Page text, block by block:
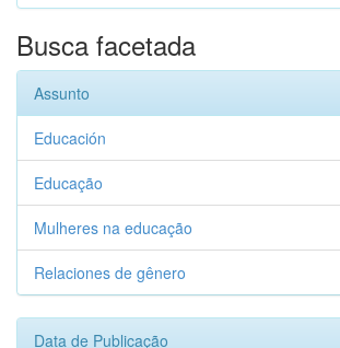
Busca facetada
Assunto
Educación
Educação
Mulheres na educação
Relaciones de gênero
Data de Publicação